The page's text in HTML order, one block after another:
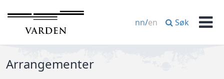
til
innhold
nn/en Søk
Arrangementer